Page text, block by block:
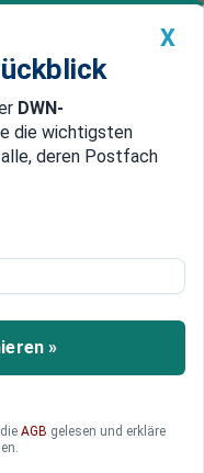
Premium
China
China
ab
das
Preise verlangt,
X
DWN-
die wichtigsten
deren Postfach
»
AGB gelesen und erkläre